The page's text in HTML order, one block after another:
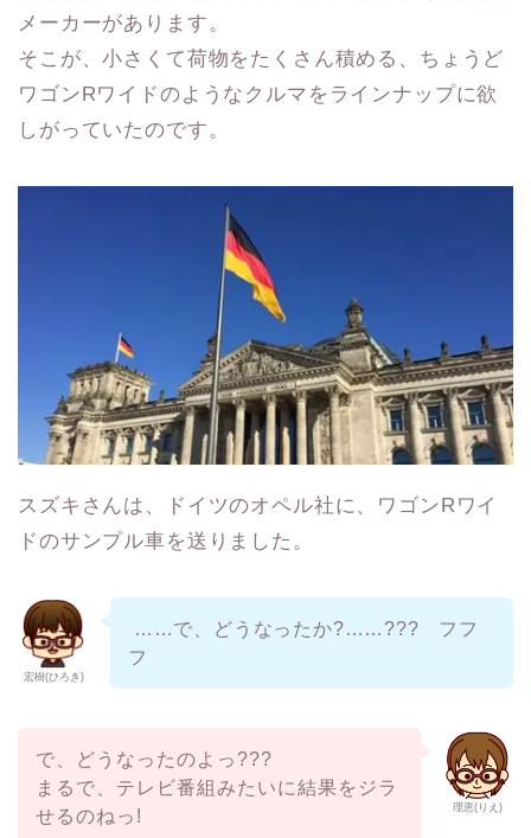
メーカーがあります。
そこが、小さくて荷物をたくさん積める、ちょうど
ワゴンRワイドのようなクルマをラインナップに欲
しがっていたのです。
スズキさんは、ドイツのオペル社に、ワゴンRワイ
ドのサンプル車を送りました。
宏樹(ひろき)
……で、どうなったか?……??? フフ
フ
理恵(りえ)
で、どうなったのよっ???
まるで、テレビ番組みたいに結果をジラ
せるのねっ!